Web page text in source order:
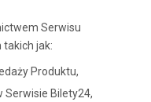
Serwisu
takich jak:
Produktu,
Serwisie Bilety24,